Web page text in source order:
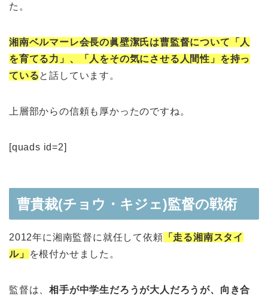
た。
湘南ベルマーレ会長の眞壁潔氏は曹監督について「人
を育てる力」、「人をその気にさせる人間性」を持っ
ていると話しています。
上層部からの信頼も厚かったのですね。
[quads id=2]
曹貴裁(チョウ・キジェ)監督の戦術
2012年に湘南監督に就任して依頼 「走る湘南スタイ
ル」
を根付かせました。
監督は、相手が中学生だろうが大人だろうが、向き合